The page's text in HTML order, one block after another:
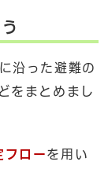
沿った避難の
をまとめまし
ローを用い